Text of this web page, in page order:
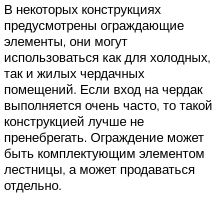
В некоторых конструкциях
предусмотрены ограждающие
элементы, они могут
использоваться как для холодных,
так и жилых чердачных
помещений. Если вход на чердак
выполняется очень часто, то такой
конструкцией лучше не
пренебрегать. Ограждение может
быть комплектующим элементом
лестницы, а может продаваться
отдельно.